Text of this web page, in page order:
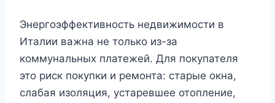
Энергоэффективность недвижимости в
Италии важна не только из-за
коммунальных платежей. Для покупателя
это риск покупки и ремонта: старые окна,
слабая изоляция, устаревшее отопление,